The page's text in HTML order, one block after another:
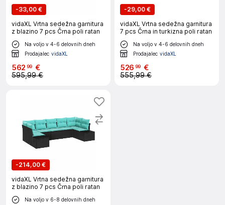
-33,00 €
vidaXL Vrtna sedežna garnitura
z blazino 7 pcs Črna poli ratan
Na voljo v 4-6 delovnih dneh
Prodajalec vidaXL
562 99 €
595,99 €
-29,00 €
vidaXL Vrtna sedežna garnitura
7 pcs Črna in turkizna poli ratan
Na voljo v 4-6 delovnih dneh
Prodajalec vidaXL
526 99 €
555,99 €
-214,00 €
vidaXL Vrtna sedežna garnitura
z blazino 7 pcs Črna poli ratan
Na voljo v 6-8 delovnih dneh